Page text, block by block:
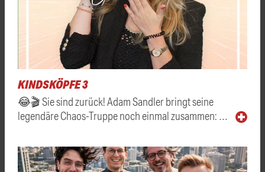
KINDSKÖPFE 3
😂🎬 Sie sind zurück! Adam Sandler bringt seine
legendäre Chaos-Truppe noch einmal zusammen: …